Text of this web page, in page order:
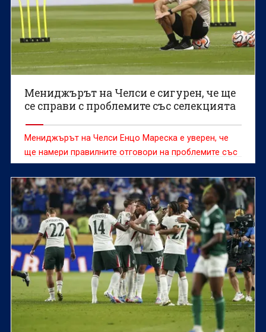
Мениджърът на Челси е сигурен, че ще
се справи с проблемите със селекцията
Мениджърът на Челси Енцо Мареска е уверен, че
ще намери правилните отговори на проблемите със
селекцията, с които се сблъсква преди
полуфиналите на Световното клубно първенство в
САЩ.